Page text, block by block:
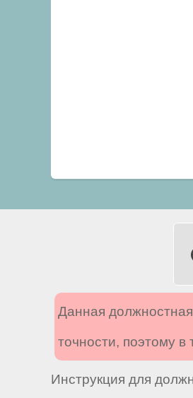
Данная
точности, поэтому в
Инструкция для